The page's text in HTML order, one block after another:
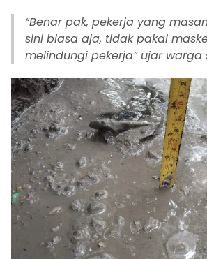
“Benar pak, pekerja yang
sini biasa aja, tidak pakai
melindungi pekerja” ujar warga